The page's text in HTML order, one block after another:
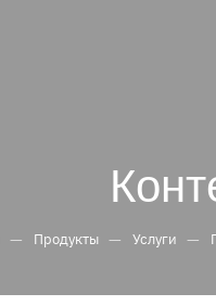
— Продукты — Услуги —